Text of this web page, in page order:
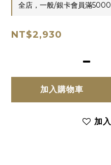
全店，一般/銀卡會員滿
NT$2,930
加入購物車
加